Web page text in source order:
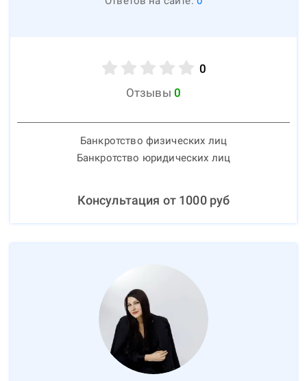
0
Отзывы 0
Банкротство физических лиц
Банкротство юридических лиц
Консультация от 1000руб